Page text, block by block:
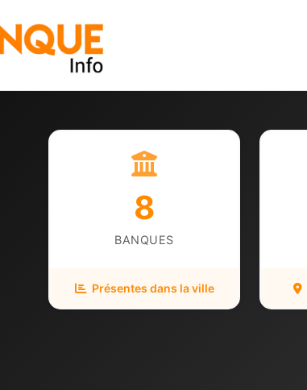
8
BANQUES
Présentes dans la ville